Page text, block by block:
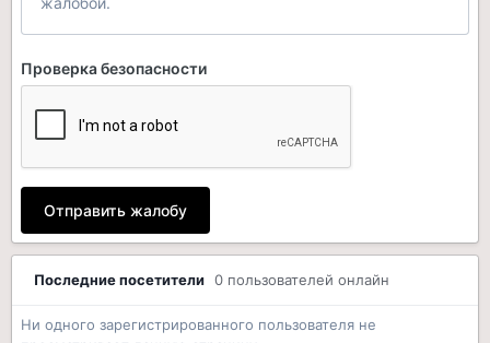
Проверка безопасности
Отправить жалобу
Последние посетители 0 пользователей онлайн
Ни одного зарегистрированного пользователя не